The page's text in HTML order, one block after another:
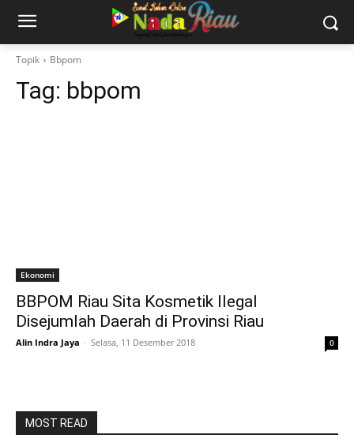
Topik Bbpom
Tag: bbpom
Ekonomi
BBPOM Riau Sita Kosmetik Ilegal
Disejumlah Daerah di Provinsi Riau
Alin Indra Jaya - Selasa, 11 Desember 2018 0
MOST READ